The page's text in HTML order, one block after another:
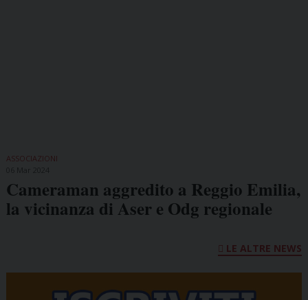
ASSOCIAZIONI
Cameraman aggredito a Reggio Emilia,
la vicinanza di Aser e Odg regionale
LE ALTRE NEWS